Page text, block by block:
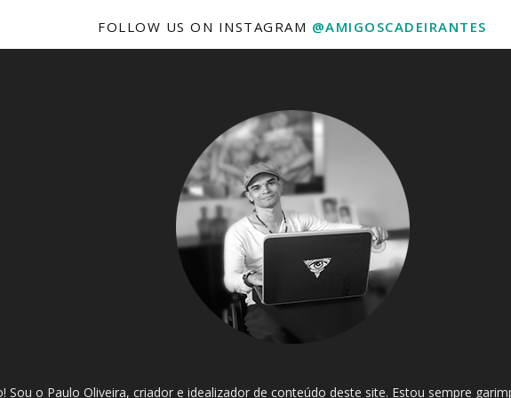
FOLLOW US ON INSTAGRAM @AMIGOSCADEIRANTES
Sou o Paulo Oliveira, criador e idealizador de conteúdo deste site. Estou sempre